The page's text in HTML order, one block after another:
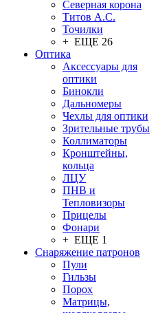
Северная корона
Титов А.С.
Точилки
+ ЕЩЕ 26
Оптика
Аксессуары для
оптики
Бинокли
Дальномеры
Чехлы для оптики
Зрительные трубы
Коллиматоры
Кронштейны,
кольца
ЛЦУ
ПНВ и
Тепловизоры
Прицелы
Фонари
+ ЕЩЕ 1
Снаряжение патронов
Пули
Гильзы
Порох
Матрицы,